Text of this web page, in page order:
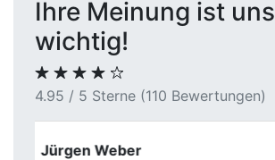
Ihre Meinung ist uns
wichtig!
4.95 / 5 Sterne (110 Bewertungen)
Karin